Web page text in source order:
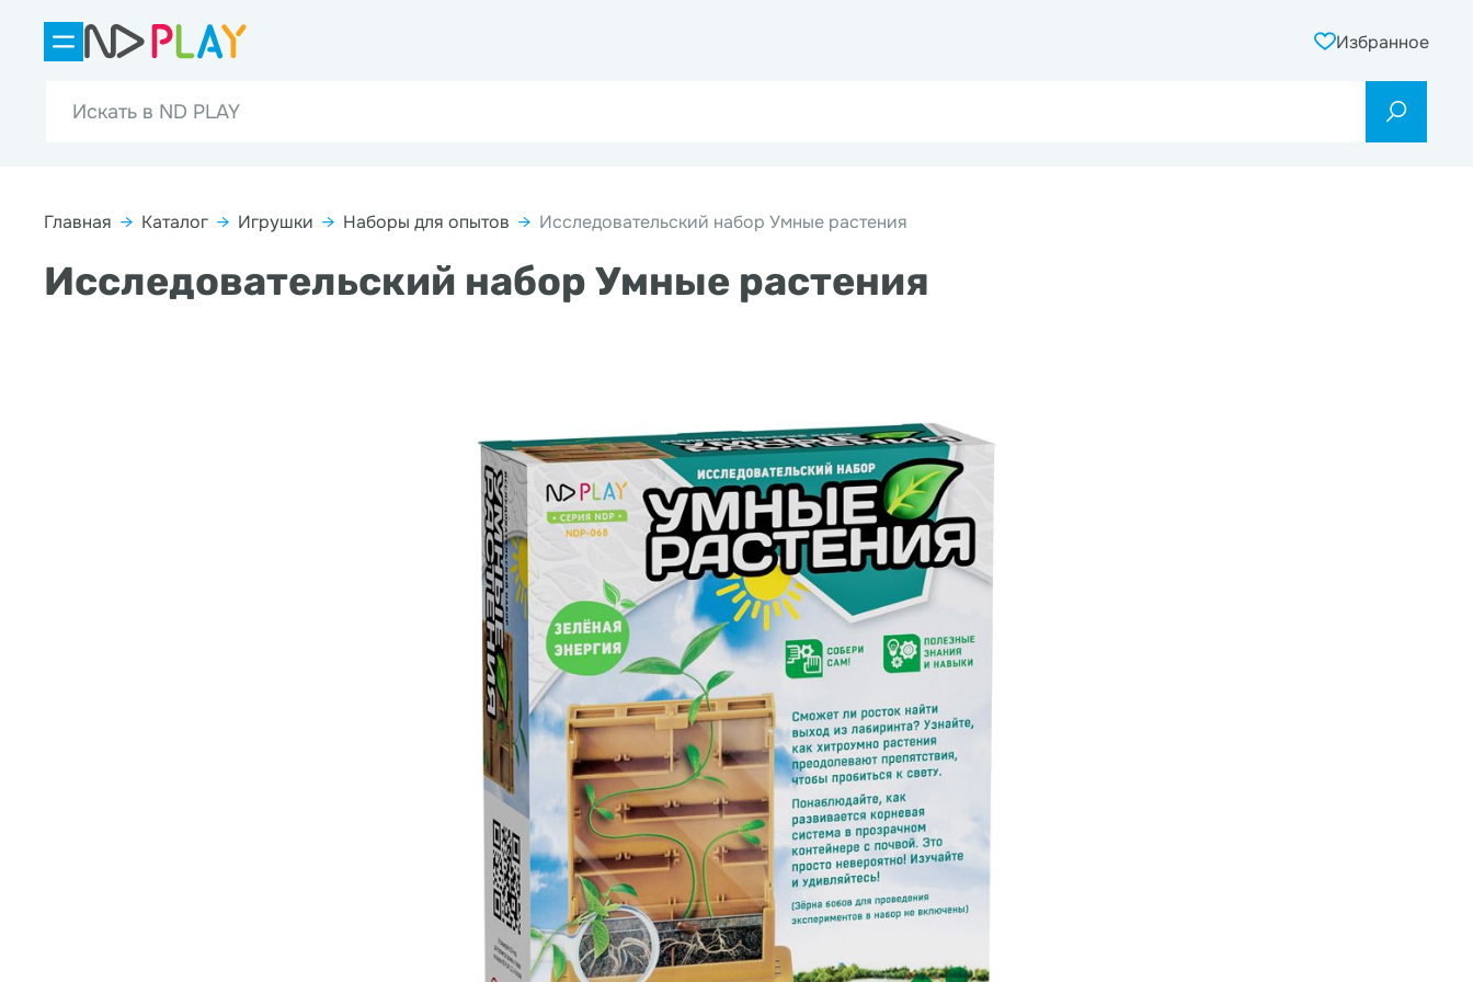
Избранное
Главная → Каталог → Игрушки → Наборы для опытов → Исследовательский набор Умные растения
Исследовательский набор Умные растения